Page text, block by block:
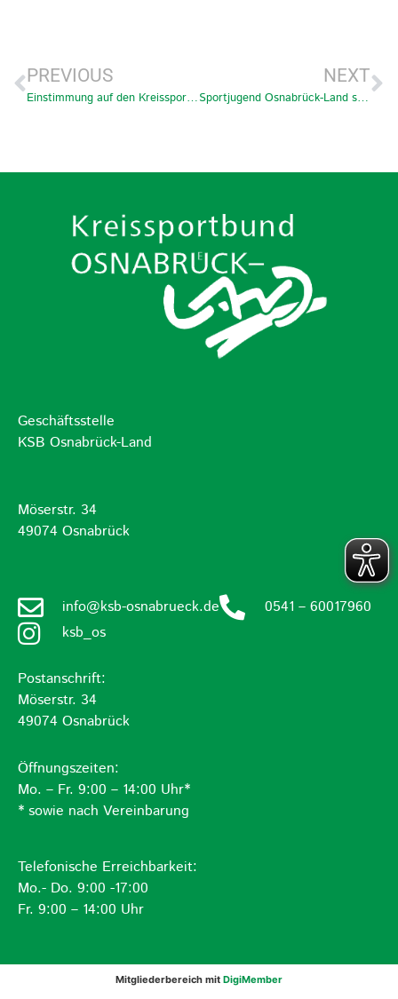
PREVIOUS
Einstimmung auf den Kreissporttag 2022
NEXT
Sportjugend Osnabrück-Land sucht Verstärkung im Vorstand
Geschäftsstelle
KSB Osnabrück-Land
Möserstr. 34
49074 Osnabrück
info@ksb-osnabrueck.de
0541 – 60017960
ksb_os
Postanschrift:
Möserstr. 34
49074 Osnabrück
Öffnungszeiten:
Mo. – Fr. 9:00 – 14:00 Uhr*
* sowie nach Vereinbarung
Telefonische Erreichbarkeit:
Mo.- Do. 9:00 -17:00
Fr. 9:00 – 14:00 Uhr
Mitgliederbereich mit DigiMember